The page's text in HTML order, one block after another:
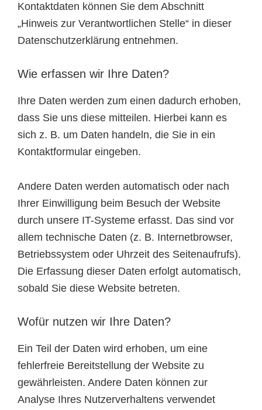
Kontaktdaten können Sie dem Abschnitt
„Hinweis zur Verantwortlichen Stelle“ in dieser
Datenschutzerklärung entnehmen.
Wie erfassen wir Ihre Daten?
Ihre Daten werden zum einen dadurch erhoben,
dass Sie uns diese mitteilen. Hierbei kann es
sich z. B. um Daten handeln, die Sie in ein
Kontaktformular eingeben.
Andere Daten werden automatisch oder nach
Ihrer Einwilligung beim Besuch der Website
durch unsere IT-Systeme erfasst. Das sind vor
allem technische Daten (z. B. Internetbrowser,
Betriebssystem oder Uhrzeit des Seitenaufrufs).
Die Erfassung dieser Daten erfolgt automatisch,
sobald Sie diese Website betreten.
Wofür nutzen wir Ihre Daten?
Ein Teil der Daten wird erhoben, um eine
fehlerfreie Bereitstellung der Website zu
gewährleisten. Andere Daten können zur
Analyse Ihres Nutzerverhaltens verwendet